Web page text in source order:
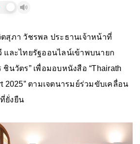
สุภา วัชรพล ประธานเจ้าหน้าที่
และไทยรัฐออนไลน์เข้าพบนายก
นวัตร” เพื่อมอบหนังสือ “Thairath
2025” ตามเจตนารมย์ร่วมขับเคลื่อน
ยั่งยืน